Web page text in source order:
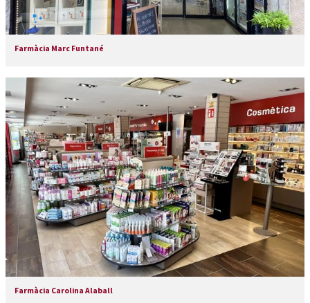
Farmàcia Marc Funtané
Farmàcia Carolina Alaball